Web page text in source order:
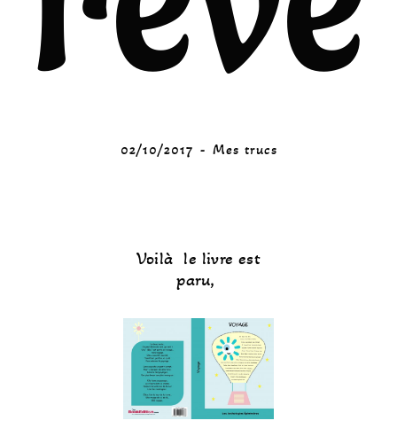
02/10/2017 Mes trucs
Voilà le livre est
paru,